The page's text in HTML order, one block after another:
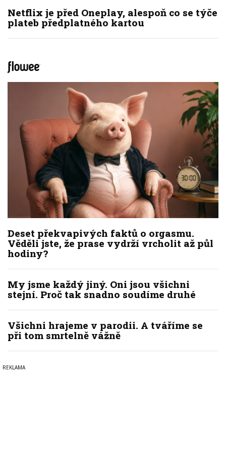
Netflix je před Oneplay, alespoň co se týče
plateb předplatného kartou
Deset překvapivých faktů o orgasmu.
Věděli jste, že prase vydrží vrcholit až půl
hodiny?
My jsme každý jiný. Oni jsou všichni
stejní. Proč tak snadno soudíme druhé
Všichni hrajeme v parodii. A tváříme se
při tom smrtelně vážně